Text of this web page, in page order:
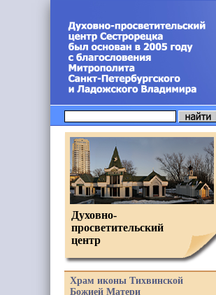
Духовно-
просветительский
центр
Храм иконы Тихвинской
Божией Матери